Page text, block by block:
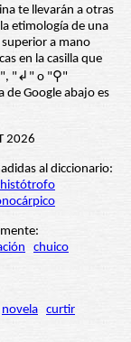
te llevarán a otras
etimología de una
a mano
en la casilla que
"↲" o "⚲"
de Google abajo es
2026
al diccionario:
histótrofo
chuico
novela curtir